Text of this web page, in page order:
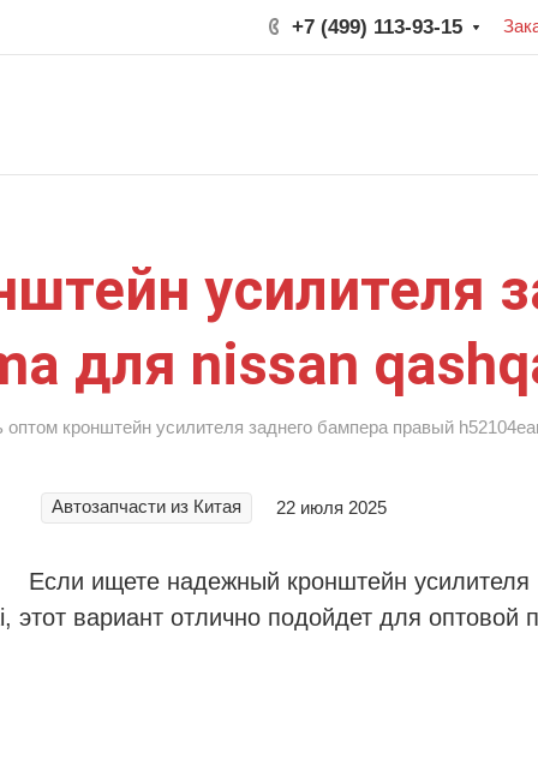
+7 (499) 113-93-15
усилителя
для nissan
оптом кронштейн усилителя заднего бампера правый
Автозапчасти из Китая 22 июля 2025
Если ищете надежный кронштейн усилителя
вариант отлично подойдет для оптовой